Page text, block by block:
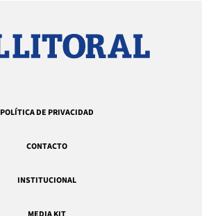
POLÍTICA DE PRIVACIDAD
CONTACTO
INSTITUCIONAL